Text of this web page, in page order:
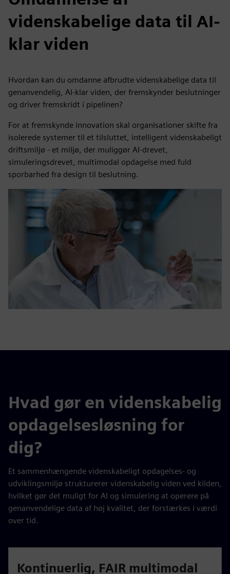
videnskabelige data til AI-
klar viden
Hvordan kan du omdanne afbrudte videnskabelige data til
genanvendelig, AI-klar viden, der fremskynder beslutninger
og driver fremskridt i pipelinen?
For at fremskynde innovation skal organisationer skifte fra
isolerede systemer til et tilsluttet, intelligent videnskabeligt
driftsmiljø - et miljø, der muliggør AI-drevet,
simuleringsdrevet, multimodal opdagelse med fuld
sporbarhed fra design til beslutning.
Hvad gør en videnskabelig
opdagelsesløsning for
dig?
Et sammenhængende videnskabeligt opdagelses- og
udviklingsmiljø strukturerer videnskabelig viden ved kilden,
hvilket gør det muligt for AI og simulering at operere på
genanvendelige data af høj kvalitet, der forstærkes i værdi
over tid.
Kontinuerlig, FAIR multimodal